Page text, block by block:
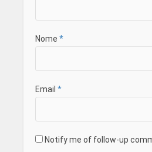
Nome *
Email *
Notify me of follow-up